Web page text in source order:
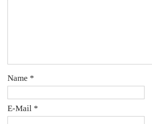
Name *
E-Mail *